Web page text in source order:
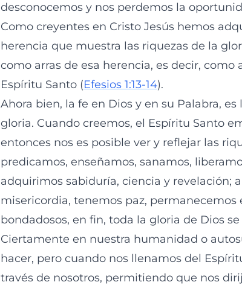
desconocemos y nos perdemos la
Como creyentes en Cristo Jesús hemos
herencia que muestra las riquezas de la
como arras de esa herencia, es decir,
Espíritu Santo (Efesios 1:13-14).
Ahora bien, la fe en Dios y en su Palabra,
gloria. Cuando creemos, el Espíritu Santo
entonces nos es posible ver y reflejar las
predicamos, enseñamos, sanamos,
adquirimos sabiduría, ciencia y revelación;
misericordia, tenemos paz, permanecemos
bondadosos, en fin, toda la gloria de Dios
Ciertamente en nuestra humanidad o
hacer, pero cuando nos llenamos del
través de nosotros, permitiendo que nos